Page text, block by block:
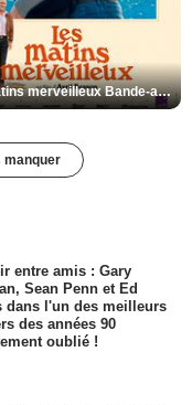
Les Matins merveilleux Bande-annonce VF
manquer
entre amis : Gary
Sean Penn et Ed
dans l'un des meilleurs
des années 90
oublié !